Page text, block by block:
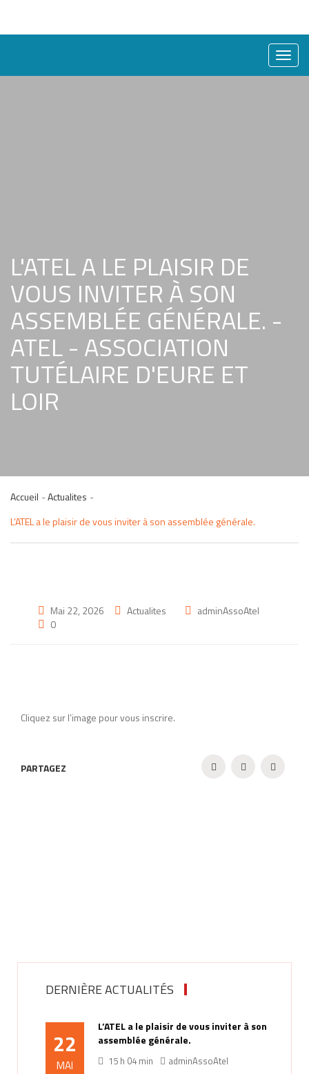
la
L'ATEL A LE PLAISIR DE
VOUS INVITER À SON
ASSEMBLÉE GÉNÉRALE. -
ATEL - ASSOCIATION
TUTÉLAIRE D'EURE ET
LOIR
Accueil
Actualites
L’ATEL a le plaisir de vous inviter à son assemblée générale.
Mai 22, 2026 Actualites
adminAssoAtel
0
Cliquez sur l’image pour vous inscrire.
PARTAGEZ
DERNIÈRE ACTUALITÉS
22
MAI
L’ATEL a le plaisir de vous inviter à son
assemblée générale.
15 h 04 min adminAssoAtel